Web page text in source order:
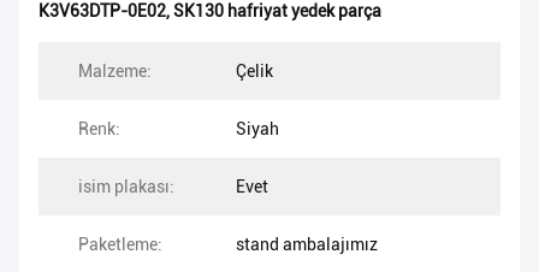
K3V63DTP-0E02,SK130 hafriyat yedek parça
Malzeme: Çelik
Renk: Siyah
isim plakası: Evet
Paketleme: stand ambalajımız